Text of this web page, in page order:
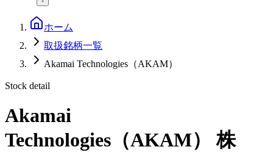
ホーム
取扱銘柄一覧
Akamai Technologies（AKAM）
Stock detail
Akamai
Technologies（AKAM）
株